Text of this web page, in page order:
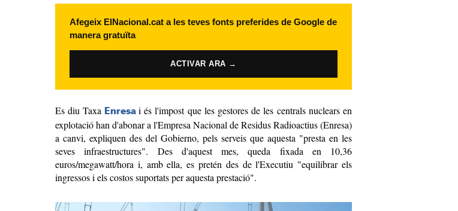
Afegeix ElNacional.cat a les teves fonts preferides de Google de
manera gratuïta
ACTIVAR ARA →
Es diu Taxa Enresa i és l'impost que les gestores de les centrals nuclears en
explotació han d'abonar a l'Empresa Nacional de Residus Radioactius (Enresa)
a canvi, expliquen des del Gobierno, pels serveis que aquesta "presta en les
seves infraestructures". Des d'aquest mes, queda fixada en 10,36
euros/megawatt/hora i, amb ella, es pretén des de l'Executiu "equilibrar els
ingressos i els costos suportats per aquesta prestació".